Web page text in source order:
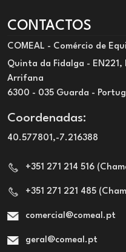
CONTACTOS
COMEAL - Comércio de
Quinta da Fidalga - EN221,
Arrifana
6300 - 035 Guarda -
Coordenadas:
40.577801,-7.216388
+351 271 214 516
+351 271 221 485
comercial@comeal.pt
geral@comeal.pt